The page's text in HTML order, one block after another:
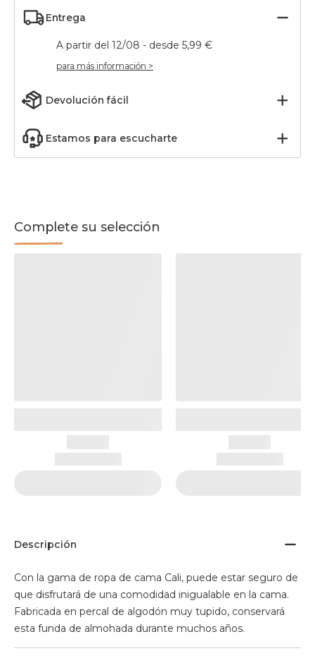
Entrega
A partir del 12/08 - desde 5,99 €
para más información >
Devolución fácil
Estamos para escucharte
Complete su selección
Descripción
Con la gama de ropa de cama Cali, puede estar seguro de
que disfrutará de una comodidad inigualable en la cama.
Fabricada en percal de algodón muy tupido, conservará
esta funda de almohada durante muchos años.